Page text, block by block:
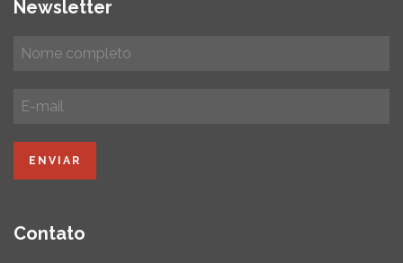
Newsletter
Contato